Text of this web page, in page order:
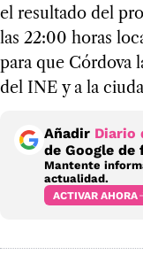
el resultado del
las 22:00 horas
para que Córdova
del INE y a la
Añadir Diario
de Google
Mantente
actualidad.
ACTIVAR AHORA